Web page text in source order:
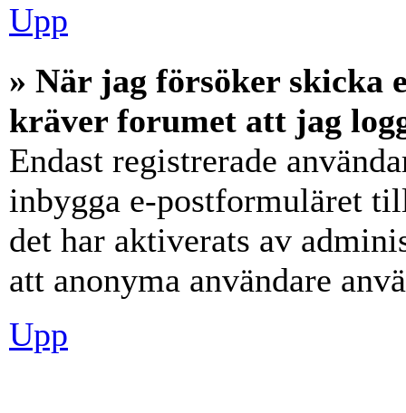
Upp
» När jag försöker skicka
kräver forumet att jag
Endast registrerade
inbygga e-postformuläret
det har aktiverats av
att anonyma användare
Upp